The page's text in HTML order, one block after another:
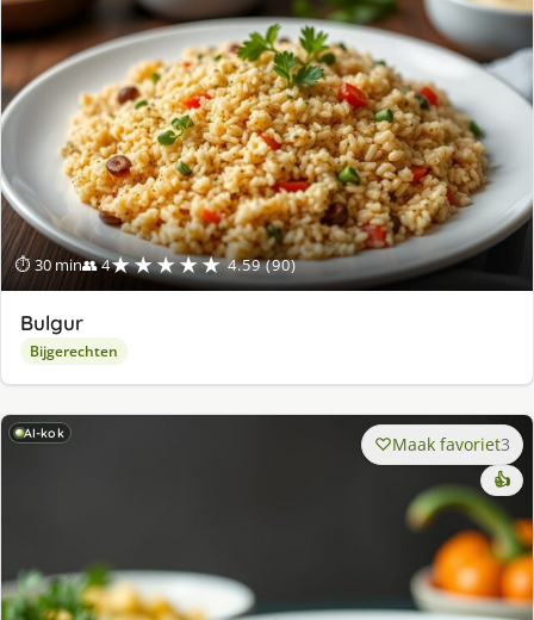
⏱ 30 min👥 4★★★★★ 4.59 (90)
Bulgur
Bijgerechten
AI-kok Maak favoriet3
👍